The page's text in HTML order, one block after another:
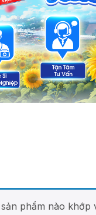
phẩm nào khớp